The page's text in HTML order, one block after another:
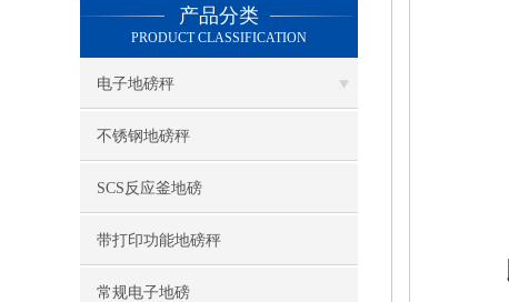
产品分类
PRODUCT CLASSIFICATION
电子地磅秤
不锈钢地磅秤
SCS反应釜地磅
带打印功能地磅秤
常规电子地磅